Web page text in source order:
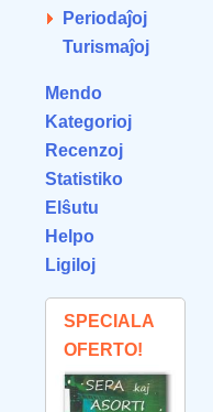
Periodaĵoj
Turismaĵoj
Mendo
Kategorioj
Recenzoj
Statistiko
Elŝutu
Helpo
Ligiloj
SPECIALA
OFERTO!